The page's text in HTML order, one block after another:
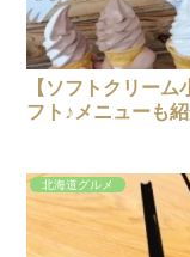
【ソフトクリー
フト♪メニューも紹
北海道グルメ